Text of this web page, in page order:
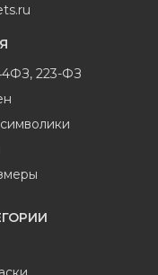
223-ФЗ